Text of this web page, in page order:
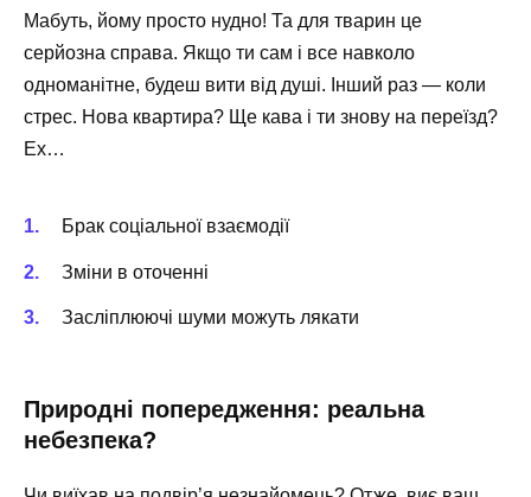
Мабуть, йому просто нудно! Та для тварин це
серйозна справа. Якщо ти сам і все навколо
одноманітне, будеш вити від душі. Інший раз — коли
стрес. Нова квартира? Ще кава і ти знову на переїзд?
Ех…
Брак соціальної взаємодії
Зміни в оточенні
Засліплюючі шуми можуть лякати
Природні попередження: реальна
небезпека?